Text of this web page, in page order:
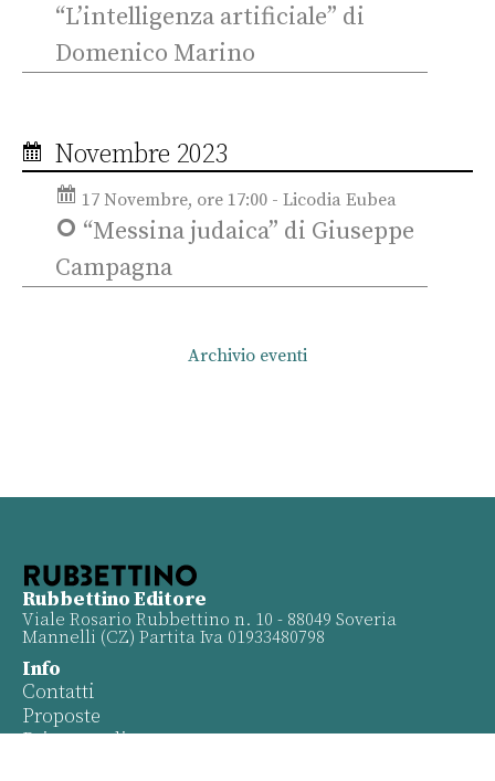
“L’intelligenza artificiale” di
Domenico Marino
Novembre 2023
17 Novembre, ore 17:00 - Licodia Eubea
“Messina judaica” di Giuseppe
Campagna
Archivio eventi
Rubbettino Editore
Viale Rosario Rubbettino n. 10 - 88049 Soveria
Mannelli (CZ) Partita Iva 01933480798
Info
Contatti
Proposte
Privacy policy